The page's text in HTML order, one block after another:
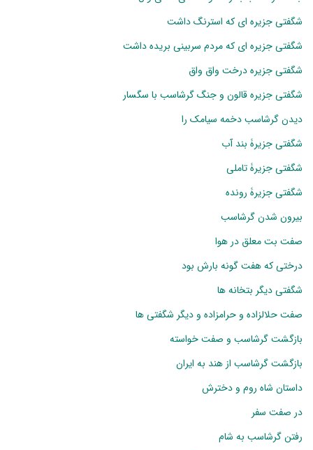
شگفتی جزیره ای که استرنگ داشت
شگفتی جزیره ای که مردم سربینی بریده داشت
شگفتی جزیره درخت واق واق
شگفتی جزیره قالون و جنگ گرشاسب با سگسار
دیدن گرشاسب دخمه سیامک را
شگفتی جزیرۀ بند آب
شگفتی جزیرۀ تاملی
شگفتی جزیرۀ رونده
بیرون شدن گرشاسب
صفت بت معلق در هوا
درختی که هفت گونه بارش بود
شگفتی دیگر بتخانه ها
صفت حلالزاده و حرامزاده و دیگر شگفتی ها
بازگشت گرشاسب و صفت خواسته
بازگشت گرشاسب از هند به ایران
داستان شاه روم و دخترش
در صفت سفر
رفتن گرشاسب به شام